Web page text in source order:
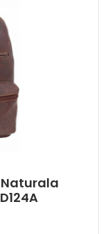
Naturala